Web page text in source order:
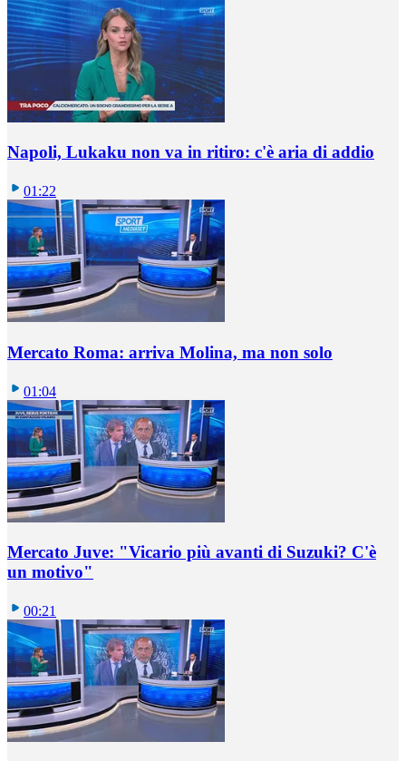
Napoli, Lukaku non va in ritiro: c'è aria di addio
01:22
Mercato Roma: arriva Molina, ma non solo
01:04
Mercato Juve: "Vicario più avanti di Suzuki? C'è
un motivo"
00:21